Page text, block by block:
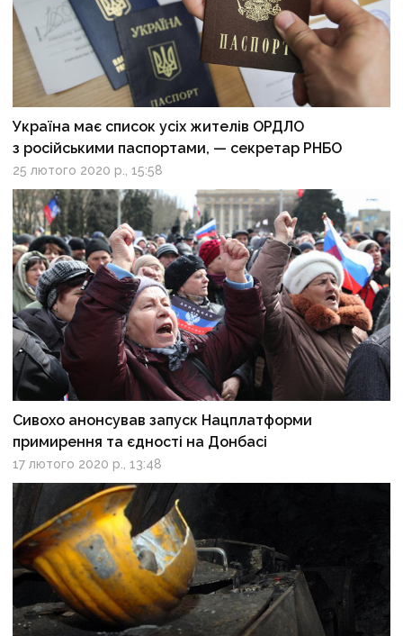
Україна має список усіх жителів ОРДЛО
з російськими паспортами, — секретар РНБО
25 лютого 2020 р., 15:58
Сивохо анонсував запуск Нацплатформи
примирення та єдності на Донбасі
17 лютого 2020 р., 13:48